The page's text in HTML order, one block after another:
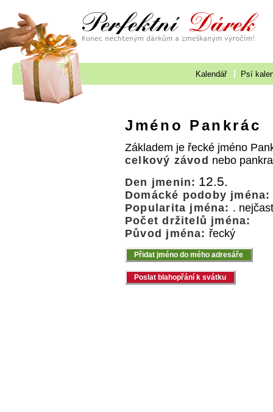
Kalendář Psí
Jméno Pankrác
Základem je řecké jméno
celkový závod nebo
Den jmenin: 12.5.
Domácké podoby jména:
Popularita jména: .
Počet držitelů jména:
Původ jména: řecký
Přidat jméno do mého adresáře
Poslat blahopřání k svátku